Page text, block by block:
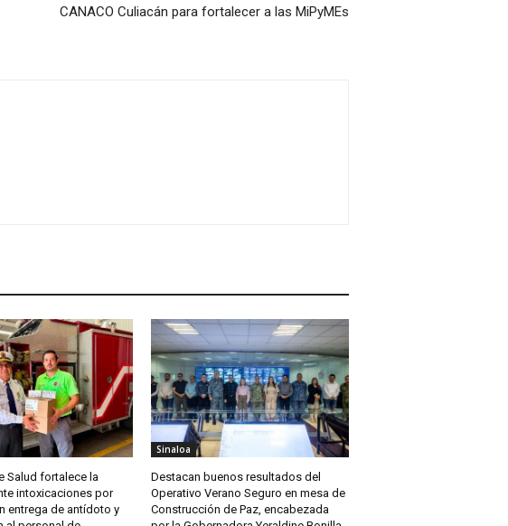
CANACO Culiacán para fortalecer a las MiPyMEs
Salud fortalece la
intoxicaciones por
entrega de antídoto y
Sinaloa
Destacan buenos resultados del
Operativo Verano Seguro en mesa de
Construcción de Paz, encabezada